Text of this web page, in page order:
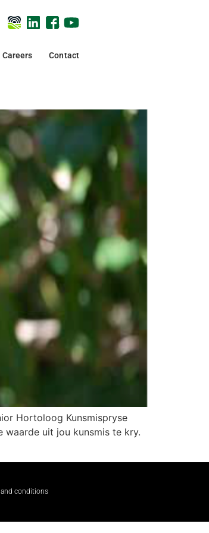
Careers Contact
Hortoloog Kunsmispryse
uit jou kunsmis te kry.
and conditions